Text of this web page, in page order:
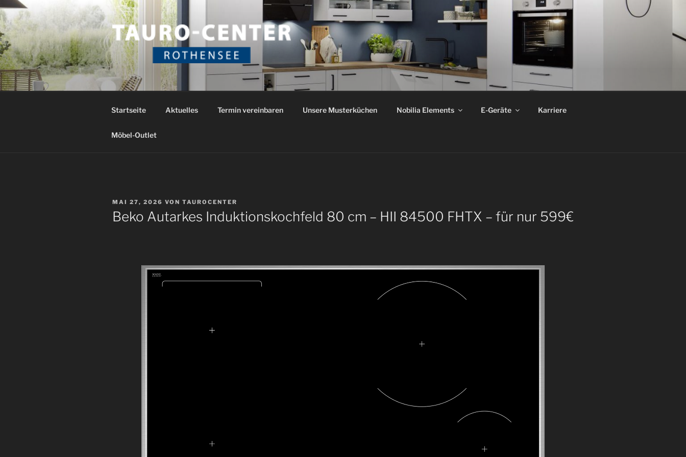
Zum
Inhalt
springen
TAURO CENTER ROTHENSEE
Das etwas andere Küchenstudio
Startseite Aktuelles Termin vereinbaren Unsere Musterküchen Nobilia Elements E-Geräte Karriere
Möbel-Outlet
VERÖFFENTLICHT
AM
MAI 27, 2026 VON TAUROCENTER
Beko Autarkes Induktionskochfeld 80 cm – HII 84500 FHTX – für nur 599€